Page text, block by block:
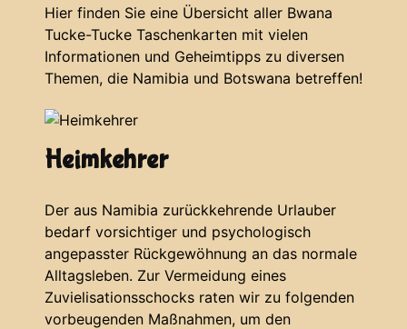
Hier finden Sie eine Übersicht aller Bwana
Tucke-Tucke Taschenkarten mit vielen
Informationen und Geheimtipps zu diversen
Themen, die Namibia und Botswana betreffen!
Heimkehrer
Der aus Namibia zurückkehrende Urlauber
bedarf vorsichtiger und psychologisch
angepasster Rückgewöhnung an das normale
Alltagsleben. Zur Vermeidung eines
Zuvielisationsschocks raten wir zu folgenden
vorbeugenden Maßnahmen, um den